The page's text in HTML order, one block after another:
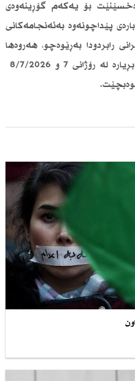
بۆ یەكەم گۆڕینەوەی
پێداچونەوە بەئەنجامەكانی
رابردودا بەڕێوەچو، هەروەها